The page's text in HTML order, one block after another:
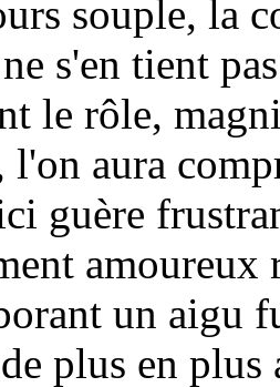
souple, la
s'en tient
le rôle,
aura
guère
un aigu
plus en plus